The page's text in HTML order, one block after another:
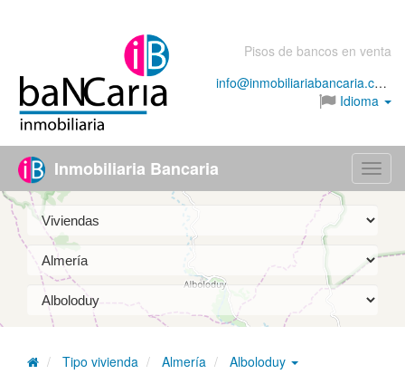
Pisos de bancos en venta
info@inmobiliariabancaria.com
Idioma
Menú
Inmobiliaria Bancaria
Tipo vivienda Almería Alboloduy